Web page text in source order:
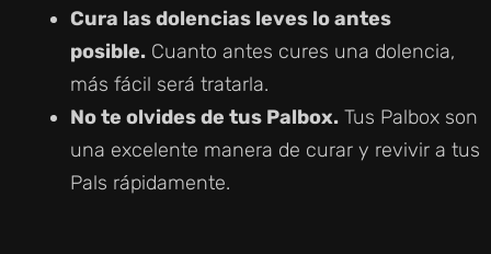
Cura las dolencias leves lo antes
posible. Cuanto antes cures una dolencia,
más fácil será tratarla.
No te olvides de tus Palbox. Tus Palbox son
una excelente manera de curar y revivir a tus
Pals rápidamente.